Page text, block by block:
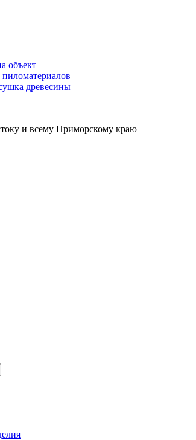
объект
древесины
и всему Приморскому краю